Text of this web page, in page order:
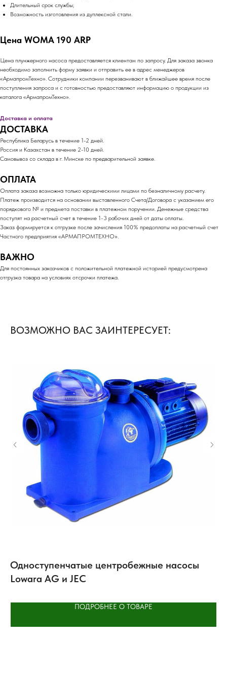
Длительный срок службы;
Возможность изготовления из дуплексной стали.
Цена WOMA 190 ARP
Цена плунжерного насоса предоставляется клиентам по запросу. Для заказа звонка
необходимо заполнить форму заявки и отправить ее в адрес менеджеров
«АрмапромТехно». Сотрудники компании перезванивают в ближайшее время после
поступления запроса и с готовностью предоставляют информацию о продукции из
каталога «АрмапромТехно».
Доставка и оплата
ДОСТАВКА
Республика Беларусь в течение 1-2 дней.
Россия и Казахстан в течение 2-10 дней.
Самовывоз со склада в г. Минске по предварительной заявке.
ОПЛАТА
Оплата заказа возможна только юридическими лицами по безналичному расчету.
Платеж производится на основании выставленного Счета/Договора с указанием его
порядкового № и предмета поставки в платежном поручении. Денежные средства
поступят на расчетный счет в течение 1-3 рабочих дней от даты оплаты.
Заказ формируется к отгрузке после зачисления 100% предоплаты на расчетный счет
Частного предприятия «АРМАПРОМТЕХНО».
ВАЖНО
Для постоянных заказчиков с положительной платежной историей предусмотрена
отгрузка товара на условиях отсрочки платежа.
ВОЗМОЖНО ВАС ЗАИНТЕРЕСУЕТ:
Одноступенчатые центробежные насосы
Lowara AG и JEC
ПОДРОБНЕЕ О ТОВАРЕ